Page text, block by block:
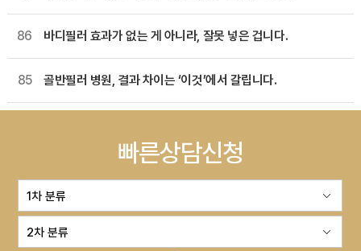
86 바디필러 효과가 없는 게 아니라, 잘못 넣은 겁니다.
85 골반필러 병원, 결과 차이는 ‘이것’에서 갈립니다.
빠른상담신청